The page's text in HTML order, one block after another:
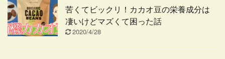
苦くてビックリ！カカオ豆の栄養成分は
凄いけどマズくて困った話
2020/4/28